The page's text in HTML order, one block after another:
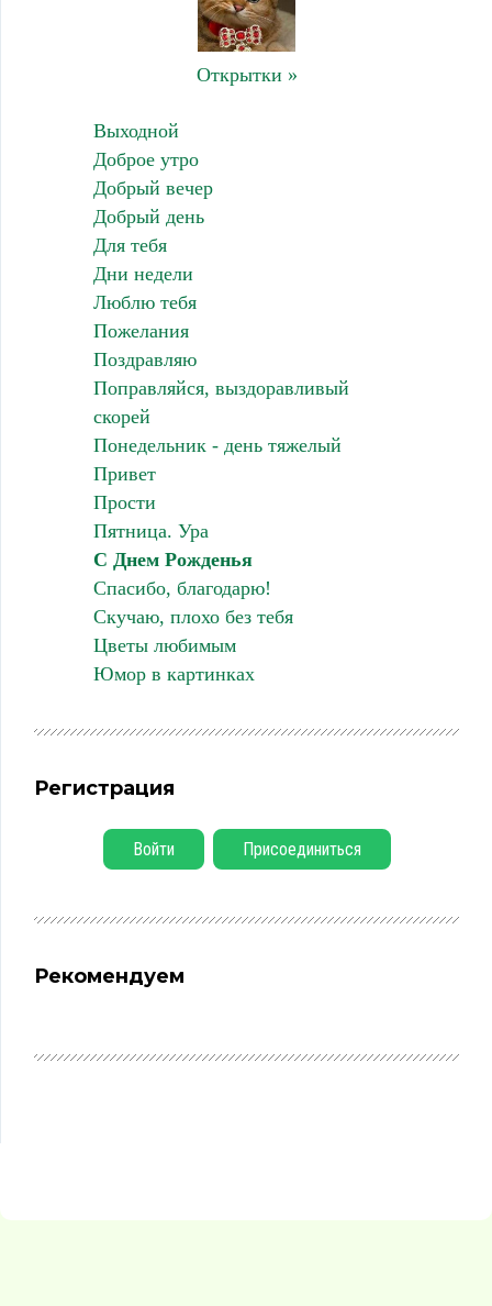
Открытки »
Выходной
Доброе утро
Добрый вечер
Добрый день
Для тебя
Дни недели
Люблю тебя
Пожелания
Поздравляю
Поправляйся, выздоравливый
скорей
Понедельник - день тяжелый
Привет
Прости
Пятница. Ура
С Днем Рожденья
Спасибо, благодарю!
Скучаю, плохо без тебя
Цветы любимым
Юмор в картинках
Регистрация
Войти Присоединиться
Рекомендуем